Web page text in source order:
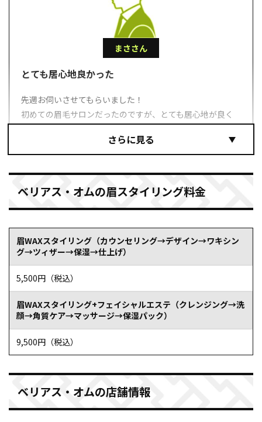
まささん
とても居心地良かった
先週お伺いさせてもらいました！
初めての眉毛サロンだったのですが、とても居心地が良く
仕上がりも大変満足しております！
施術の際も楽しく会話をしながら眉毛の手入れなどについ
ても聞くことが出来良かったです。
また近々利用させていただけたらと思います！
参照元：ホットペッパービューティー（https://beauty.hotpepper.jp/kr/
予定に間に合うように施術してくれた
眉毛ワックススタイリングを実施してもらった
次の予定が詰まっていると無理を言ったが間に合うように素
早く施術いただいた
仕上がりにとても満足しています
ベリアス・オムの眉スタイリング料金
眉WAXスタイリング（カウンセリング→デザイン→ワキシン
グ→ツィザー→保湿→仕上げ）
5,500円（税込）
眉WAXスタイリング+フェイシャルエステ（クレンジング→洗
顔→角質ケア→マッサージ→保湿パック）
9,500円（税込）
ベリアス・オムの店舗情報